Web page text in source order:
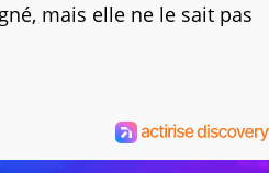
mais elle ne le sait pas